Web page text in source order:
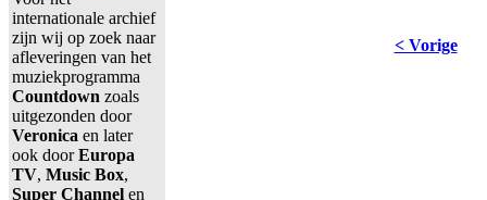
internationale archief
zijn wij op zoek naar
afleveringen van het
muziekprogramma
Countdown zoals
uitgezonden door
Veronica en later
ook doorEuropa
TV, Music Box,
Super Channel en
< Vorige